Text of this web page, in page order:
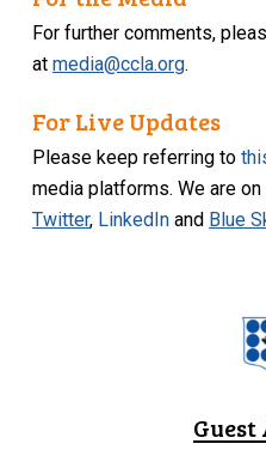
For further comments,
atmedia@ccla.org.
For Live Updates
Please keep referring to
media platforms. We are on
Twitter, LinkedIn and Blue